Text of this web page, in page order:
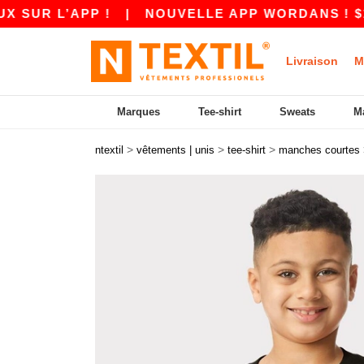
!|NOUVELLE APP WORDANS ! $10 DE
Livraison
Marques Tee-shirt Sweats
ntextil > vêtements | unis > tee-shirt > manches courtes